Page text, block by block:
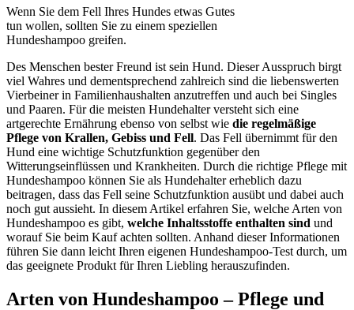
Wenn Sie dem Fell Ihres Hundes etwas Gutes
tun wollen, sollten Sie zu einem speziellen
Hundeshampoo greifen.
Des Menschen bester Freund ist sein Hund. Dieser Ausspruch birgt
viel Wahres und dementsprechend zahlreich sind die liebenswerten
Vierbeiner in Familienhaushalten anzutreffen und auch bei Singles
und Paaren. Für die meisten Hundehalter versteht sich eine
artgerechte Ernährung ebenso von selbst wie die regelmäßige
Pflege von Krallen, Gebiss und Fell. Das Fell übernimmt für den
Hund eine wichtige Schutzfunktion gegenüber den
Witterungseinflüssen und Krankheiten. Durch die richtige Pflege mit
Hundeshampoo können Sie als Hundehalter erheblich dazu
beitragen, dass das Fell seine Schutzfunktion ausübt und dabei auch
noch gut aussieht. In diesem Artikel erfahren Sie, welche Arten von
Hundeshampoo es gibt, welche Inhaltsstoffe enthalten sind und
worauf Sie beim Kauf achten sollten. Anhand dieser Informationen
führen Sie dann leicht Ihren eigenen Hundeshampoo-Test durch, um
das geeignete Produkt für Ihren Liebling herauszufinden.
Arten von Hundeshampoo – Pflege und